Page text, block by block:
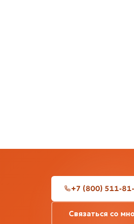
+7 (800) 511-
Связаться со